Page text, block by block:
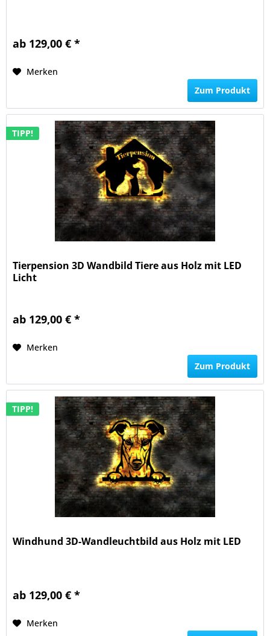
ab 129,00 € *
Merken
Zum Produkt
TIPP!
Tierpension 3D Wandbild Tiere aus Holz mit LED
Licht
ab 129,00 € *
Merken
Zum Produkt
TIPP!
Windhund 3D-Wandleuchtbild aus Holz mit LED
ab 129,00 € *
Merken